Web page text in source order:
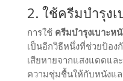
2. ใช้ครีมบำรุง
การใช้ ครีมบำรุงเบาะห
เป็นอีกวิธีหนึ่งที่ช่วยป้อง
เสียหายจากแสงแดดแ
ความชุ่มชื้นให้กับหนังแ